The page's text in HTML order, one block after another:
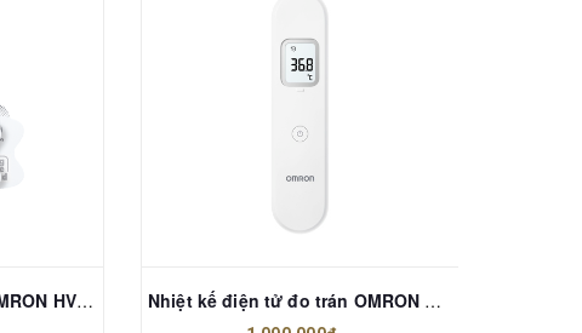
Máy xung điện trị liệu OMRON HV-F230 Nhiệt kế điện tử đo trán OMRON MC-F300